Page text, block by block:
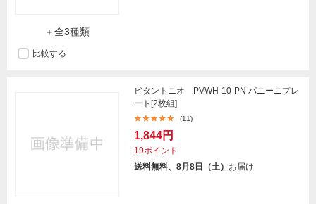
＋全3種類
比較する
ビタントニオ PVWH-10-PN パニーニプレ
ート[2枚組]
(11)
1,844円
19ポイント
送料無料、8月8日（土） お届け